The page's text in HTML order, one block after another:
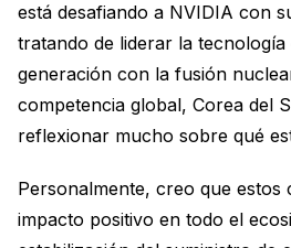
está desafiando a NVIDIA con
tratando de liderar la
generación con la fusión
competencia global, Corea del
reflexionar mucho sobre qué
Personalmente, creo que estos
impacto positivo en todo el